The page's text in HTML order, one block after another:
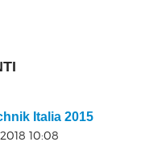
Italia 2015
10:08